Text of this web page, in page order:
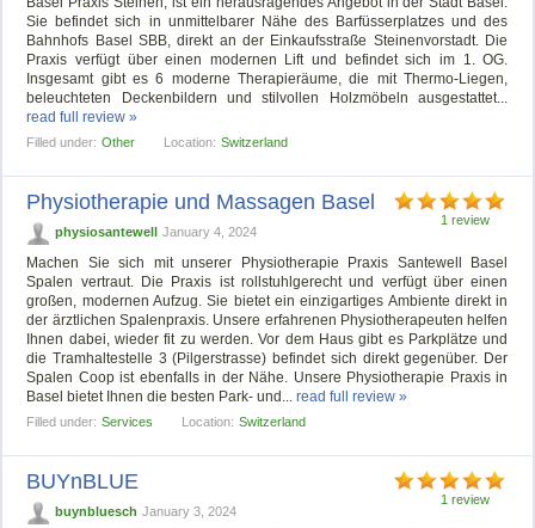
Sie befindet sich in unmittelbarer Nähe des Barfüsserplatzes und des
Bahnhofs Basel SBB, direkt an der Einkaufsstraße Steinenvorstadt. Die
Praxis verfügt über einen modernen Lift und befindet sich im 1. OG.
Insgesamt gibt es 6 moderne Therapieräume, die mit Thermo-Liegen,
beleuchteten Deckenbildern und stilvollen Holzmöbeln ausgestattet...
read full review »
Filled under: Other Location: Switzerland
1 review
Physiotherapie und Massagen Basel
physiosantewell January 4, 2024
Machen Sie sich mit unserer Physiotherapie Praxis Santewell Basel
Spalen vertraut. Die Praxis ist rollstuhlgerecht und verfügt über einen
großen, modernen Aufzug. Sie bietet ein einzigartiges Ambiente direkt in
der ärztlichen Spalenpraxis. Unsere erfahrenen Physiotherapeuten helfen
Ihnen dabei, wieder fit zu werden. Vor dem Haus gibt es Parkplätze und
die Tramhaltestelle 3 (Pilgerstrasse) befindet sich direkt gegenüber. Der
Spalen Coop ist ebenfalls in der Nähe. Unsere Physiotherapie Praxis in
Basel bietet Ihnen die besten Park- und...read full review »
Filled under: Services Location: Switzerland
1 review
BUYnBLUE
buynbluesch January 3, 2024